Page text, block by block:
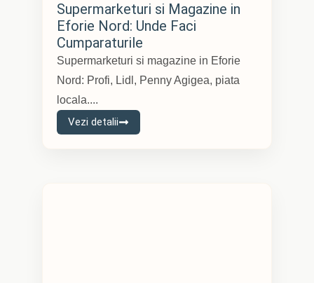
Supermarketuri si Magazine in
Eforie Nord: Unde Faci
Cumparaturile
Supermarketuri si magazine in Eforie
Nord: Profi, Lidl, Penny Agigea, piata
locala....
Vezi detalii